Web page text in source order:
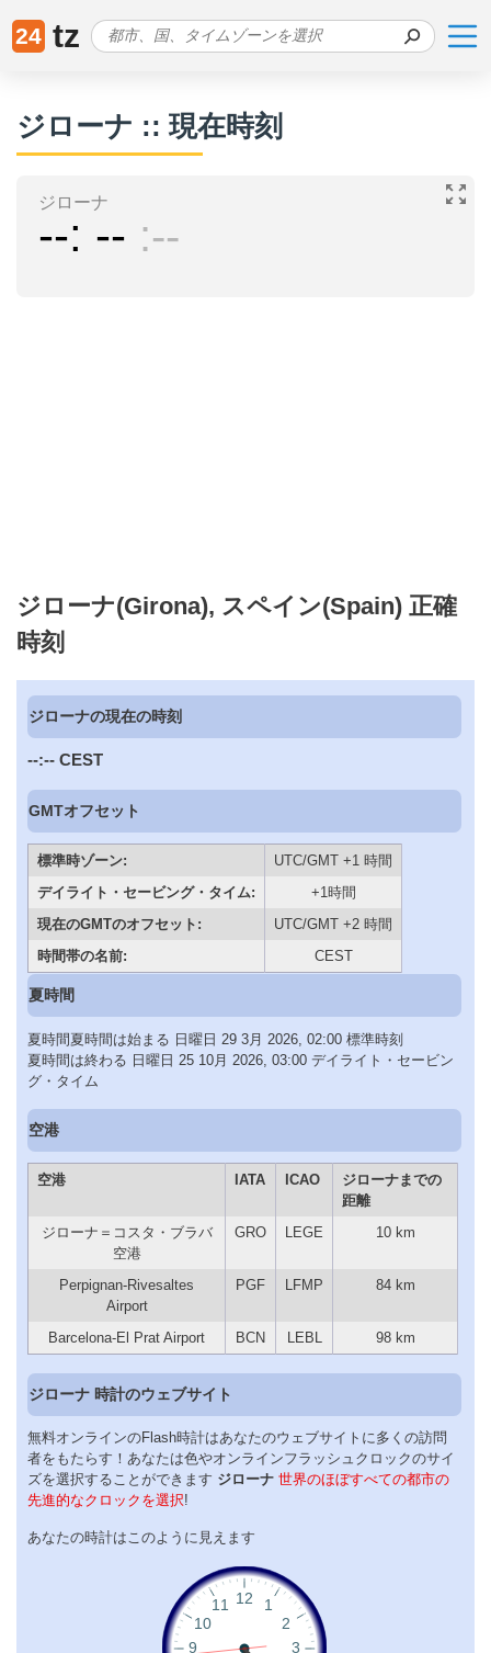
24 tz
ジローナ :: 現在時刻
ジローナ
-- -- --
ジローナ(Girona), スペイン(Spain) 正確
時刻
ジローナの現在の時刻
--:-- CEST
GMTオフセット
標準時ゾーン:
UTC/GMT +1 時間
デイライト・セービング・タイム:
+1時間
現在のGMTのオフセット:
UTC/GMT +2 時間
時間帯の名前:
CEST
夏時間
夏時間夏時間は始まる 日曜日 29 3月 2026, 02:00 標準時刻
夏時間は終わる 日曜日 25 10月 2026, 03:00 デイライト・セービン
グ・タイム
空港
空港 IATA ICAO
ジローナまでの
距離
ジローナ＝コスタ・ブラバ
空港
GRO LEGE 10 km
Perpignan-Rivesaltes
Airport
PGF LFMP 84 km
Barcelona-El Prat Airport BCN LEBL 98 km
ジローナ 時計のウェブサイト
無料オンラインのFlash時計はあなたのウェブサイトに多くの訪問
者をもたらす！あなたは色やオンラインフラッシュクロックのサイ
ズを選択することができます ジローナ 世界のほぼすべての都市の
先進的なクロックを選択!
あなたの時計はこのように見えます